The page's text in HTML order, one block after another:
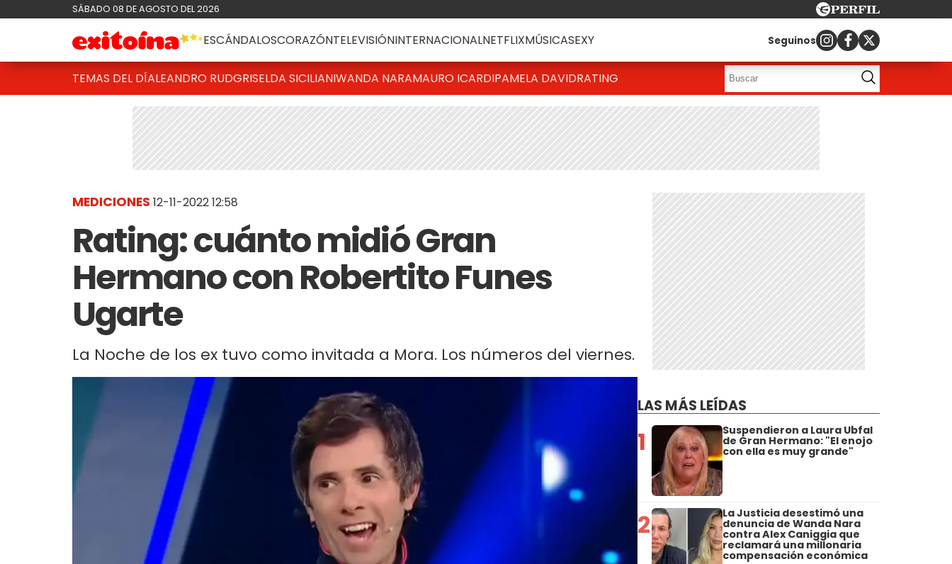
SÁBADO 08 DE AGOSTO DEL 2026
ESCÁNDALOSCORAZÓNTELEVISIÓNINTERNACIONALNETFLIXMÚSICASEXY Seguinos
TEMAS DEL DÍALEANDRO RUDGRISELDA SICILIANIWANDA NARAMAURO ICARDIPAMELA DAVIDRATING
MEDICIONES 12-11-2022 12:58
Rating: cuánto midió Gran
Hermano con Robertito Funes
Ugarte
La Noche de los ex tuvo como invitada a Mora. Los números del viernes.
LAS MÁS LEÍDAS
1 Suspendieron a Laura Ubfal
de Gran Hermano: "El enojo
con ella es muy grande"
2 La Justicia desestimó una
denuncia de Wanda Nara
contra Alex Caniggia que
reclamará una millonaria
compensación económica